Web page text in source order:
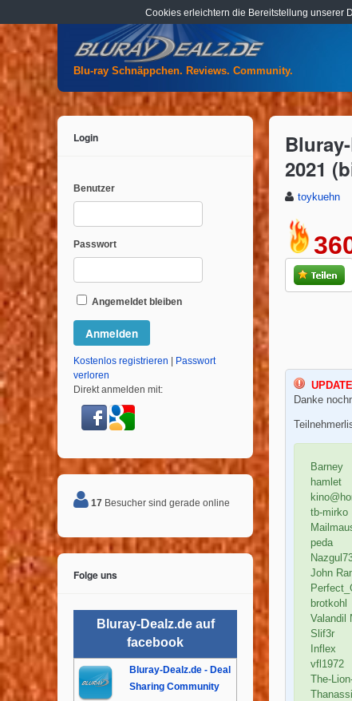
Blu-ray Schnäppchen. Reviews. Community.
2021
toykuehn
Danke
Barney
hamlet
tb-mirko
peda
John
brotkohl
Valandil
Slif3r
Inflex
vfl1972
The-
Thanassi
Login
Benutzer
Passwort
Angemeldet bleiben
Kostenlos registrieren
Passwort
verloren
Direkt anmelden mit:
17 Besucher sind gerade online
Folge uns
Bluray-Dealz.de auf
facebook
Bluray-Dealz.de - Deal
Sharing Community
Cookies erleichtern die Bereitstellung unserer